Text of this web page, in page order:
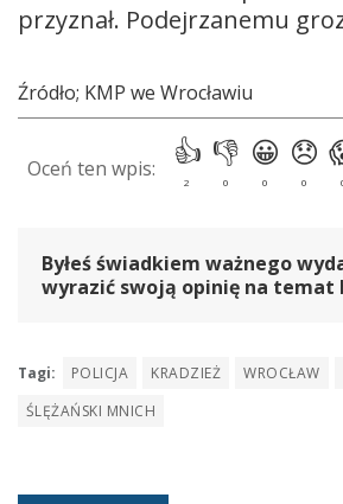
przyznał. Podejrzanemu
Źródło; KMP we Wrocławiu
Byłeś świadkiem ważnego
wyrazić swoją opinię na temat
Tagi: POLICJA KRADZIEŻ WROCŁAW
ŚLĘŻAŃSKI MNICH